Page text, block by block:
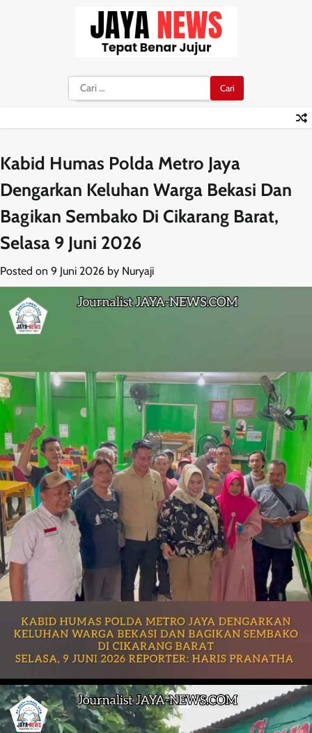
Cari
untuk:
Kabid Humas Polda Metro Jaya
Dengarkan Keluhan Warga Bekasi Dan
Bagikan Sembako Di Cikarang Barat,
Selasa 9 Juni 2026
Posted on 9 Juni 2026 by Nuryaji